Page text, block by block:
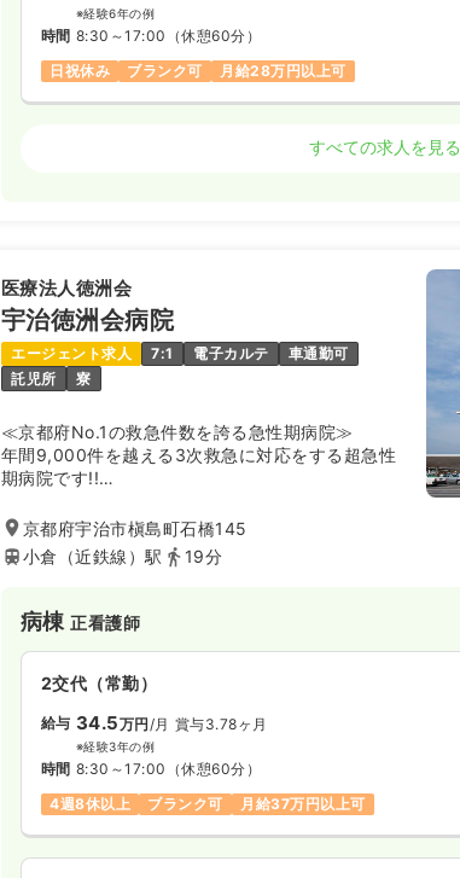
給与 26.3万円〜/月 賞与2回
時間 8:30～17:30
※経験6年の例
時間 8:30～17:00 （休憩60分）
日祝休み
ブランク可 月給28万円以上可
時間 8:30～17:00
4週8休以上
ブランク可
給与 29.6 万円/月 賞与4ヶ月
※経験5年の例
4週8休以上
ブランク可 第二新卒可
すべての求人を見る
医療法人徳洲会
宇治徳洲会病院
エージェント求人 7:1 電子カルテ
車通勤可
託児所
寮
≪京都府No.1の救急件数を誇る急性期病院≫
年間9,000件を越える3次救急に対応をする超急性
期病院です!!
スの評価を受け、京都で2件しかない高度救命救急
センターに指定されております。
症例をたくさん見たい、救命救急を学びたい方は必
ョン病棟、緩和ケア病棟、介護老人保健施設、特別
養護老人ホームが加わり、急性期だけではなく、回
復期、慢性期、在宅医療など総合的に携わることの
出来る病院です。
京都府宇治市槇島町石橋145
小倉（近鉄線）駅
19分
病棟正看護師
2交代（常勤）
給与 34.5万円/月 賞与3.78ヶ月
※経験3年の例
時間 8:30～17:00 （休憩60分）
4週8休以上
ブランク可 月給37万円以上可